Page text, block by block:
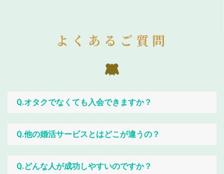
よくあるご質問
Q.オタクでなくても入会できますか？
Q.他の婚活サービスとはどこが違うの？
Q.どんな人が成功しやすいのですか？